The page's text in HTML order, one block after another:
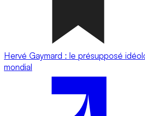
Hervé Gaymard : le présupposé
mondial